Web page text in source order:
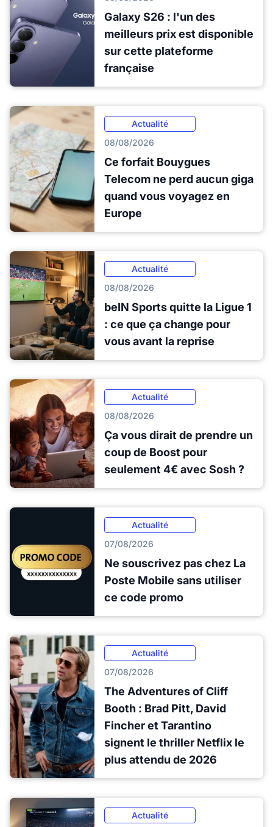
Galaxy S26 : l'un des
meilleurs prix est disponible
sur cette plateforme
française
Actualité
08/08/2026
Ce forfait Bouygues
Telecom ne perd aucun giga
quand vous voyagez en
Europe
Actualité
08/08/2026
beIN Sports quitte la Ligue 1
: ce que ça change pour
vous avant la reprise
Actualité
08/08/2026
Ça vous dirait de prendre un
coup de Boost pour
seulement 4€ avec Sosh ?
Actualité
07/08/2026
Ne souscrivez pas chez La
Poste Mobile sans utiliser
ce code promo
Actualité
07/08/2026
The Adventures of Cliff
Booth : Brad Pitt, David
Fincher et Tarantino
signent le thriller Netflix le
plus attendu de 2026
Actualité